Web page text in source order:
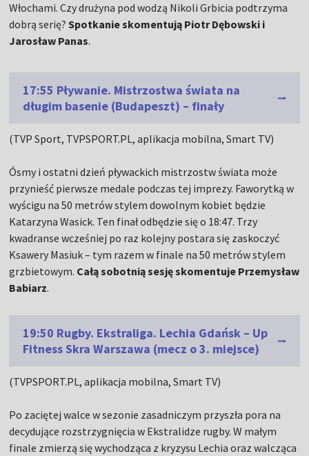
Włochami. Czy drużyna pod wodzą Nikoli Grbicia podtrzyma
dobrą serię?Spotkanie skomentują Piotr Dębowski i
Jarosław Panas.
17:55 Pływanie. Mistrzostwa świata na
długim basenie (Budapeszt) – finały
(TVP Sport, TVPSPORT.PL, aplikacja mobilna, Smart TV)
Ósmy i ostatni dzień pływackich mistrzostw świata może
przynieść pierwsze medale podczas tej imprezy. Faworytką w
wyścigu na 50 metrów stylem dowolnym kobiet będzie
Katarzyna Wasick. Ten finał odbędzie się o 18:47. Trzy
kwadranse wcześniej po raz kolejny postara się zaskoczyć
Ksawery Masiuk – tym razem w finale na 50 metrów stylem
grzbietowym. Całą sobotnią sesję skomentuje Przemysław
Babiarz.
19:50 Rugby. Ekstraliga. Lechia Gdańsk – Up
Fitness Skra Warszawa (mecz o 3. miejsce)
(TVPSPORT.PL, aplikacja mobilna, Smart TV)
Po zaciętej walce w sezonie zasadniczym przyszła pora na
decydujące rozstrzygnięcia w Ekstralidze rugby. W małym
finale zmierzą się wychodząca z kryzysu Lechia oraz walcząca